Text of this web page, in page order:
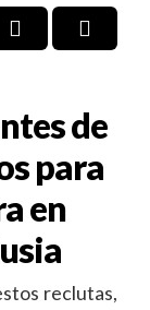
de
para
en
reclutas,